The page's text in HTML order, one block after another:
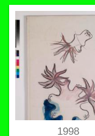
1998